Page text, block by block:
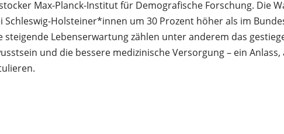
Max-Planck-Institut für Demografische Forschung. Die
Schleswig-Holsteiner*innen um 30 Prozent höher als im
steigende Lebenserwartung zählen unter anderem das
und die bessere medizinische Versorgung – ein